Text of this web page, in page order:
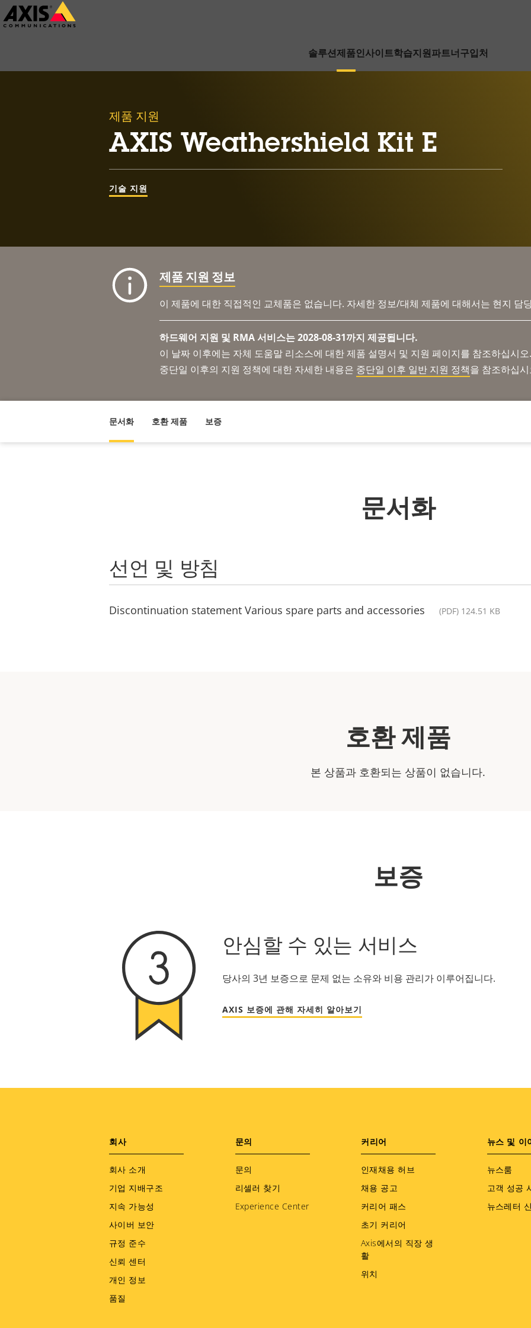
주
요
솔루션제품인사이트학습지원파트너구입처
제품 지원
AXIS Weathershield Kit E
기술 지원
제품 지원 정보
이 제품에 대한 직접적인 교체품은 없습니다. 자세한 정보/대체 제품에 대해서는 현지 담
하드웨어 지원 및 RMA 서비스는 2028-08-31까지 제공됩니다.
이 날짜 이후에는 자체 도움말 리소스에 대한 제품 설명서 및 지원 페이지를 참조하십시오.
중단일 이후의 지원 정책에 대한 자세한 내용은 중단일 이후 일반 지원 정책을 참조하십
문서화 호환 제품 보증
문서화
선언 및 방침
Discontinuation statement Various spare parts and accessories (PDF) 124.51 KB
호환 제품
본 상품과 호환되는 상품이 없습니다.
보증
안심할 수 있는 서비스
당사의 3년 보증으로 문제 없는 소유와 비용 관리가 이루어집니다.
AXIS 보증에 관해 자세히 알아보기
Footer
menu
회사
회사 소개
기업 지배구조
지속 가능성
사이버 보안
규정 준수
신뢰 센터
개인 정보
품질
문의
문의
리셀러 찾기
Experience Center
커리어
인재채용 허브
채용 공고
커리어 패스
초기 커리어
Axis에서의 직장 생
활
위치
뉴스 및 이
뉴스룸
고객 성공
뉴스레터